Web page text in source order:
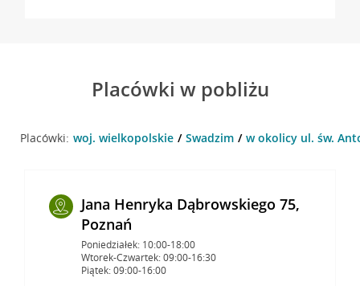
Placówki w pobliżu
Placówki: woj. wielkopolskie Swadzim w okolicy ul. św.
Jana Henryka Dąbrowskiego 75,
Poznań
Poniedziałek: 10:00-18:00
Wtorek-Czwartek: 09:00-16:30
Piątek: 09:00-16:00